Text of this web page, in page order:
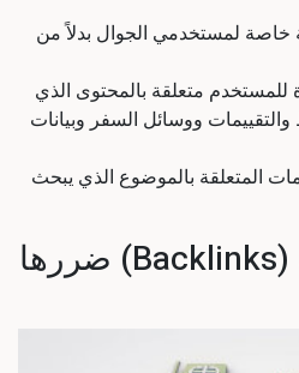
خاصة لمستخدمي الجوال بدلاً من
متعلقة بالمحتوى الذي
ووسائل السفر وبيانات
المتعلقة بالموضوع الذي يبحث
الراوابط الخلفية (Backlinks) ضررها